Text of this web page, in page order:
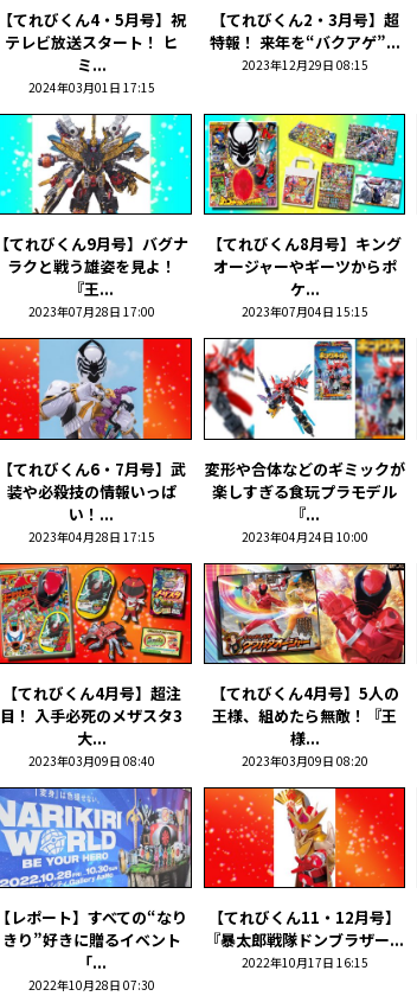
【てれびくん4・5月号】祝
テレビ放送スタート！ ヒ
ミ...
2024年03月01日 17:15
【てれびくん2・3月号】超
特報！ 来年を“バクアゲ”...
2023年12月29日 08:15
【てれびくん9月号】バグナ
ラクと戦う雄姿を見よ！
『王...
2023年07月28日 17:00
【てれびくん8月号】キング
オージャーやギーツからポ
ケ...
2023年07月04日 15:15
【てれびくん6・7月号】武
装や必殺技の情報いっぱ
い！...
2023年04月28日 17:15
変形や合体などのギミックが
楽しすぎる食玩プラモデル
『...
2023年04月24日 10:00
【てれびくん4月号】超注
目！ 入手必死のメザスタ3
大...
2023年03月09日 08:40
【てれびくん4月号】5人の
王様、組めたら無敵！『王
様...
2023年03月09日 08:20
【レポート】すべての“なり
きり”好きに贈るイベント
「...
2022年10月28日 07:30
【てれびくん11・12月号】
『暴太郎戦隊ドンブラザー...
2022年10月17日 16:15